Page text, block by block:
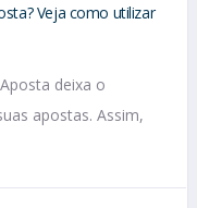
Veja como utilizar
deixa o
apostas. Assim,